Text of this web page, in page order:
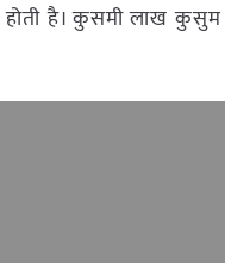
है। कुसमी लाख